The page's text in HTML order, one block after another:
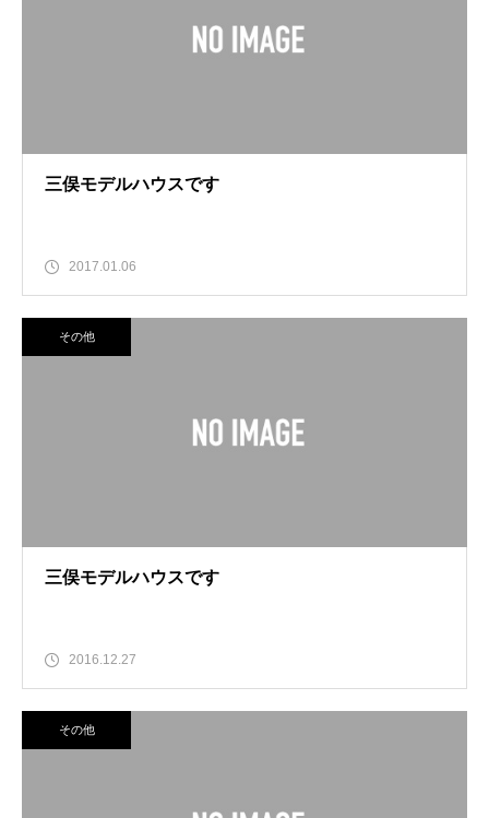
三俣モデルハウスです
2017.01.06
その他
三俣モデルハウスです
2016.12.27
その他